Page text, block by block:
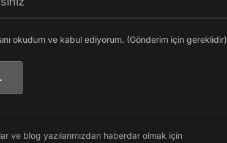
okudum ve kabul ediyorum. (Gönderim için gereklidir)
ve blog yazılarımızdan haberdar olmak için